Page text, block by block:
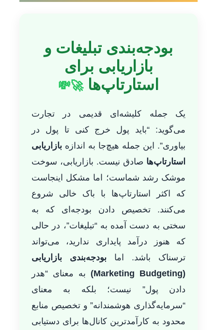
بودجه‌بندی تبلیغات و
بازاریابی برای
استارتاپ‌ها🚀💸
یک جمله کلیشه‌ای قدیمی در تجارت
می‌گوید: “باید پول خرج کنی تا پول در
بیاوری”. این جمله هیچ‌جا به اندازه بازاریابی
استارتاپ‌ها صادق نیست. بازاریابی، سوخت
موشک رشد شماست؛ اما مشکل اینجاست
که اکثر استارتاپ‌ها با باک خالی شروع
می‌کنند. تخصیص دادن بودجه‌ای که به
سختی به دست آمده به “تبلیغات”، در حالی
که هنوز درآمد پایداری ندارید، می‌تواند
ترسناک باشد. اما بودجه‌بندی بازاریابی
(Marketing Budgeting)
به معنای “هدر
دادن پول” نیست؛ بلکه به معنای
“سرمایه‌گذاری هوشمندانه” و تخصیص منابع
محدود به کارآمدترین کانال‌ها برای دستیابی